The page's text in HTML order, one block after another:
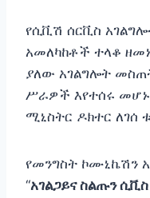
የሲቪሽ ሰርቪስ
አመለካከቶች ተላቆ
ያለው አገልግሎት
ሥራዎች እየተሰሩ
ሚኒስትር ዶክተር ለገሰ
የመንግስት ኮሙኒኬሽን
“አገልጋይና ስልጡን